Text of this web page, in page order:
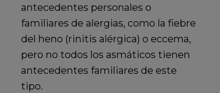
antecedentes personales o
familiares de alergias, como la fiebre
del heno (rinitis alérgica) o eccema,
pero no todos los asmáticos tienen
antecedentes familiares de este
tipo.